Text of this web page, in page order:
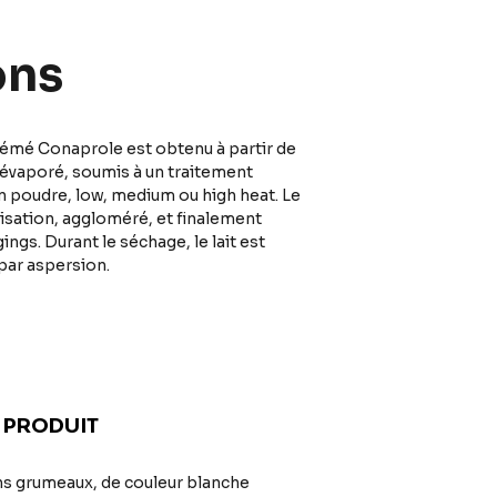
Conaprole est obtenu à partir de
soumis à un traitement
low, medium ou high heat. Le
aggloméré, et finalement
Durant le séchage, le lait est
aspersion.
grumeaux, de couleur blanche